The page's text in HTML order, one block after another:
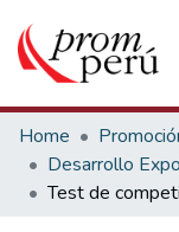
Communities &
All of DSpace
Statistics
Home
Desarrollo